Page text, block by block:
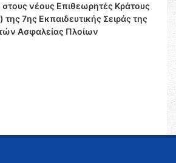
νέους Επιθεωρητές Κράτους
7ης Εκπαιδευτικής Σειράς της
Ασφαλείας Πλοίων